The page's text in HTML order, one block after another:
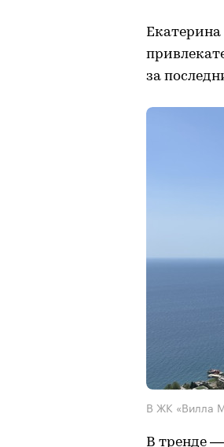
Екатерина
за
В ЖК «Вилла
В тренде